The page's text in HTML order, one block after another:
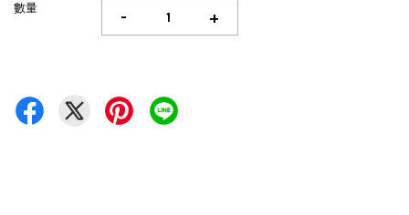
數量 - +